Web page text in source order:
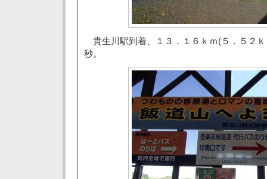
貴生川駅到着、１３．１６ｋｍ(５．５２
秒。